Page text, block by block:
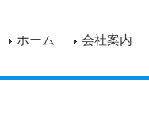
ホーム 会社案内